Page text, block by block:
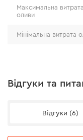
Максимальна витрата
оливи
Мінімальна витрата
Відгуки та
Відгуки (6)